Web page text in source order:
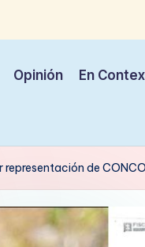
Opinión En
de